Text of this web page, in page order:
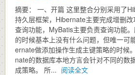
摘要： 一、开篇 这里整合分别采用了
持久层框架，Hibernate主要完成增删
查询功能，MyBatis主要负责查询功能
的时候基本上没有什么问题，但唯一可
ernate做添加操作生成主键策略的时候
nate的数据库本地方言会针对不同的数
成策略。 所... 阅读全文